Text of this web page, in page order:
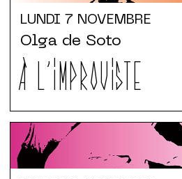
LUNDI 7 NOVEMBRE
À L'IMPROVISTE
Olga de Soto